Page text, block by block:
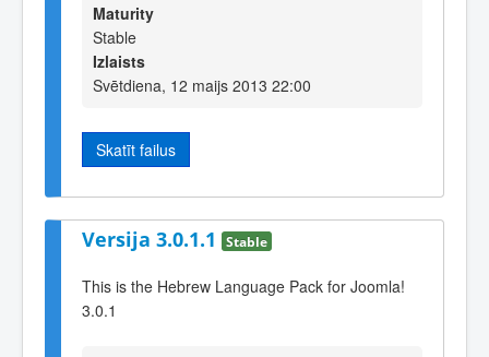
Maturity
Stable
Izlaists
Svētdiena, 12 maijs 2013 22:00
Skatīt failus
Versija 3.0.1.1 Stable
This is the Hebrew Language Pack for Joomla!
3.0.1